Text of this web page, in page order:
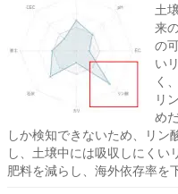
土
来
の
い
く
リ
め
しか検知できないため、リン
し、土壌中には吸収しにくい
肥料を減らし、海外依存率を